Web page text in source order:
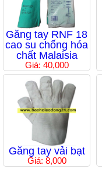
Găng tay RNF 18
cao su chống hóa
chất Malaisia
Giá: 40,000
Găng tay vải bạt
Giá: 8,000